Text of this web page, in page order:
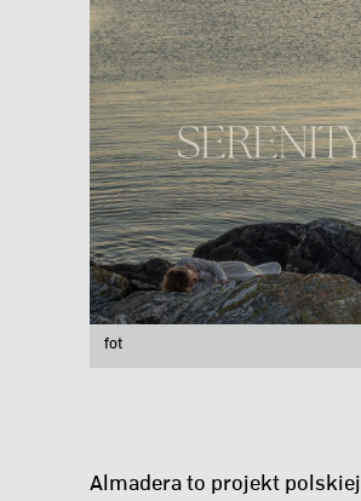
fot
Almadera to projekt polskiej